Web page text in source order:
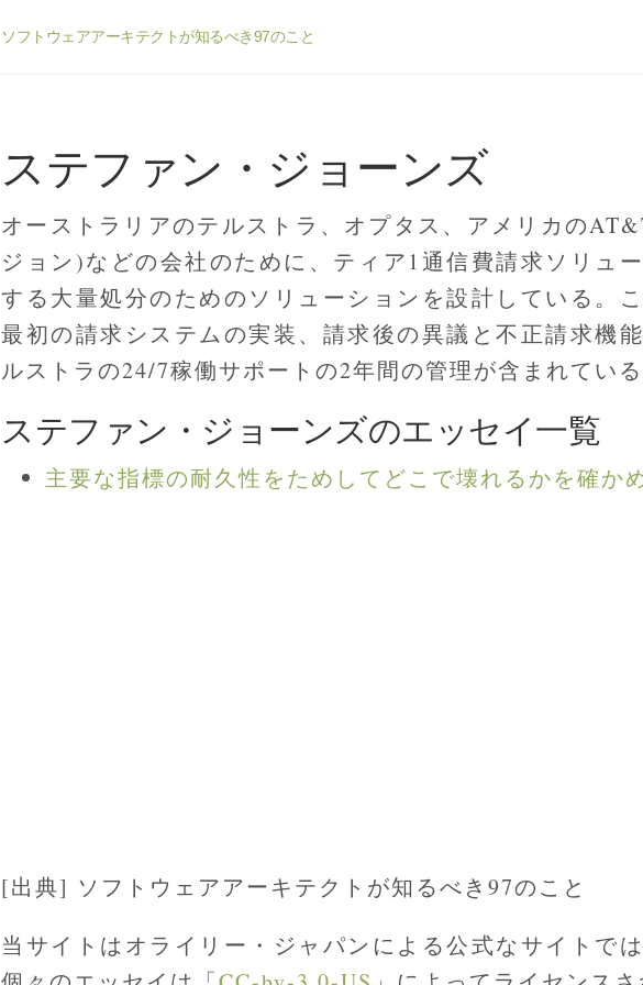
ソフトウェアアーキテクトが知るべき97のこと
ステファン・ジョーンズ
オーストラリアのテルストラ、オプタス、アメリカの
ジョン)などの会社のために、ティア1通信費請求ソリュ
する大量処分のためのソリューションを設計している。こ
最初の請求システムの実装、請求後の異議と不正請求機
ルストラの24/7稼働サポートの2年間の管理が含まれている
ステファン・ジョーンズのエッセイ一覧
主要な指標の耐久性をためしてどこで壊れるかを確か
[出典] ソフトウェアアーキテクトが知るべき97のこと
当サイトはオライリー・ジャパンによる公式なサイトでは